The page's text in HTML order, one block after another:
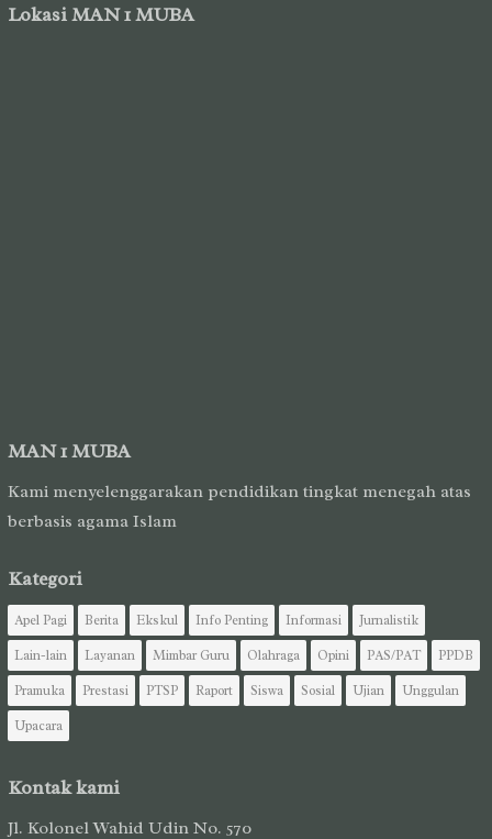
Lokasi MAN 1 MUBA
MAN 1 MUBA
Kami menyelenggarakan pendidikan tingkat menegah atas
berbasis agama Islam
Kategori
Apel Pagi Berita Ekskul Info Penting Informasi
Jurnalistik
Lain-lain
Layanan Mimbar Guru Olahraga Opini PAS/PAT
PPDB
Pramuka
Prestasi PTSP Raport Siswa Sosial Ujian
Unggulan
Upacara
Kontak kami
Jl. Kolonel Wahid Udin No. 570